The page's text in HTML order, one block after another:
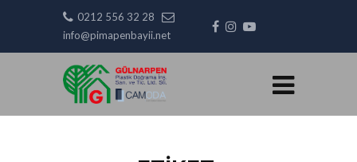
0212 556 32 28
info@pimapenbayii.net